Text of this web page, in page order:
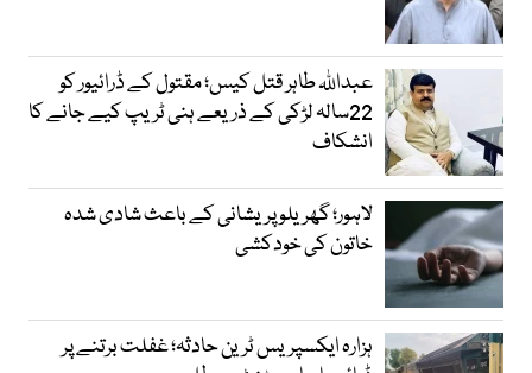
عبداللہ طاہر قتل کیس؛ مقتول کے ڈرائیور کو
22سالہ لڑکی کے ذریعے ہنی ٹریپ کیے جانے کا
انشکاف
لاہور؛ گھریلو پریشانی کے باعث شادی شدہ
خاتون کی خودکشی
ہزارہ ایکسپریس ٹرین حادثہ؛ غفلت برتنے پر